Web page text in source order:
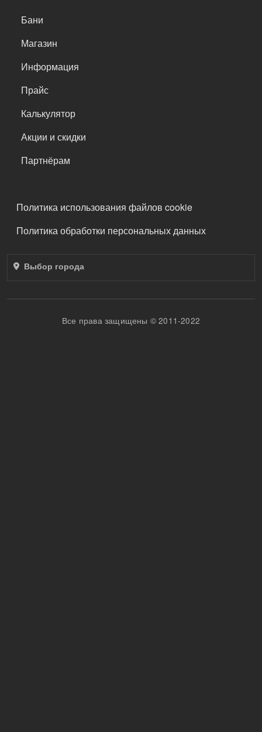
САМОЕ ВАЖНОЕ
Бани
Магазин
Информация
Прайс
Калькулятор
Акции и скидки
Партнёрам
ПОДВАЛ
Политика использования файлов cookie
Политика обработки персональных данных
Выбор города
Все права защищены © 2011-2022